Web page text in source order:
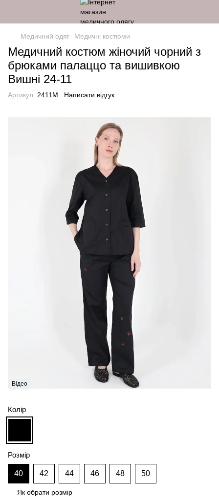
Медичний одяг Медичні костюми
Медичний костюм жіночий чорний з
брюками палаццо та вишивкою
Вишні 24-11
Артикул: 2411M Написати відгук
Відео
Колір
Розмір
40 42 44 46 48 50
Як обрати розмір